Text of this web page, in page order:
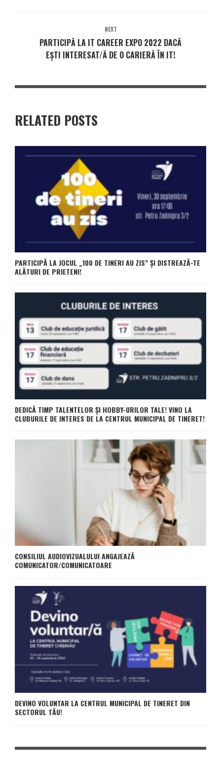
NEXT
PARTICIPĂ LA IT CAREER EXPO 2022 DACĂ
EȘTI INTERESAT/Ă DE O CARIERĂ ÎN IT!
RELATED POSTS
PARTICIPĂ LA JOCUL „100 DE TINERI AU ZIS” ȘI DISTREAZĂ-TE
ALĂTURI DE PRIETENI!
DEDICĂ TIMP TALENTELOR ȘI HOBBY-URILOR TALE! VINO LA
CLUBURILE DE INTERES DE LA CENTRUL MUNICIPAL DE TINERET!
CONSILIUL AUDIOVIZUALULUI ANGAJEAZĂ
COMUNICATOR/COMUNICATOARE
DEVINO VOLUNTAR LA CENTRUL MUNICIPAL DE TINERET DIN
SECTORUL TĂU!